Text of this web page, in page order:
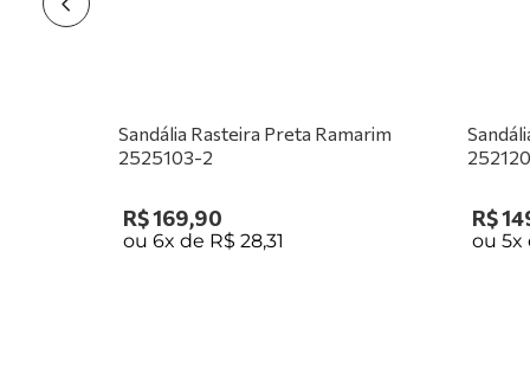
Sandália Rasteira Preta Ramarim
2525103-2
R$169,90
ou6x de R$ 28,31
R$
ou5x